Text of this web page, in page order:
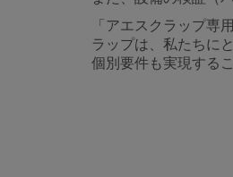
「アエスクラップ専
ラップは、私たちに
個別要件も実現する